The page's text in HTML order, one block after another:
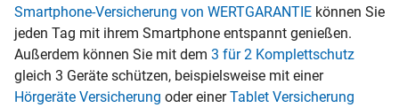
Smartphone-Versicherung von WERTGARANTIE können Sie
jeden Tag mit ihrem Smartphone entspannt genießen.
Außerdem können Sie mit dem 3 für 2 Komplettschutz
gleich 3 Geräte schützen, beispielsweise mit einer
Hörgeräte Versicherung oder einerTablet Versicherung